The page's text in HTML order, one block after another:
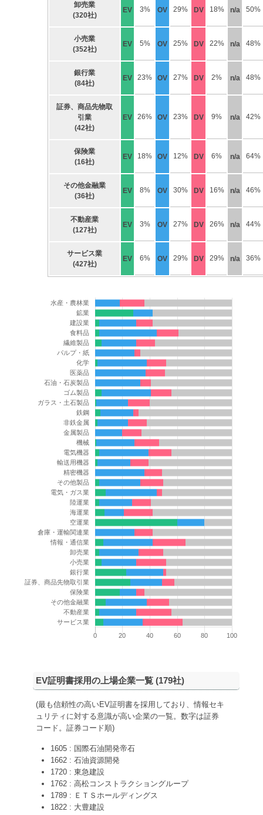
卸売業
(320社)
EV 3% OV 29% DV 18% n/a 50%
小売業
(352社)
EV 5% OV 25% DV 22% n/a 48%
銀行業
(84社)
EV 23% OV 27% DV 2% n/a 48%
証券、商品先物取
引業
(42社)
EV 26% OV 23% DV 9% n/a 42%
保険業
(16社)
EV 18% OV 12% DV 6% n/a 64%
その他金融業
(36社)
EV 8% OV 30% DV 16% n/a 46%
不動産業
(127社)
EV 3% OV 27% DV 26% n/a 44%
サービス業
(427社)
EV 6% OV 29% DV 29% n/a 36%
EV証明書採用の上場企業一覧 (179社)
(最も信頼性の高いEV証明書を採用しており、情報セキ
ュリティに対する意識が高い企業の一覧。数字は証券
コード。証券コード順)
1605 : 国際石油開発帝石
1662 : 石油資源開発
1720 : 東急建設
1762 : 高松コンストラクショングループ
1789 : ＥＴＳホールディングス
1822 : 大豊建設